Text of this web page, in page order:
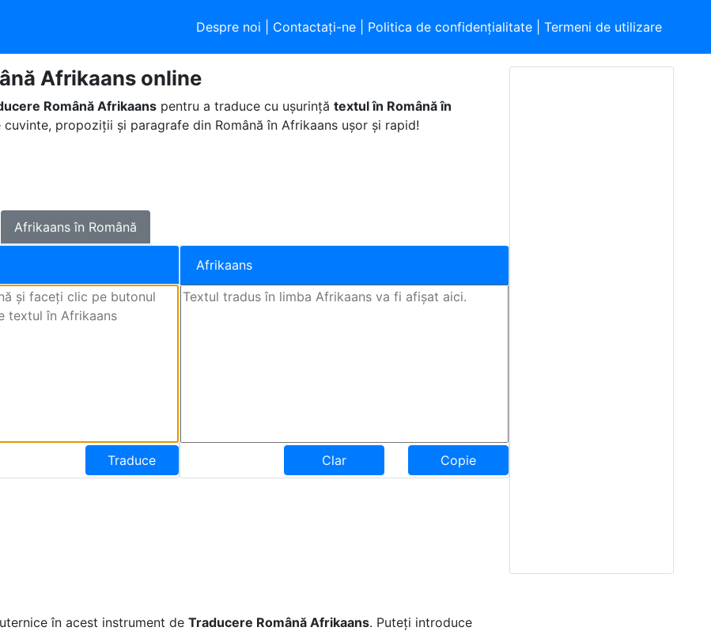
Despre noi Contactaţi-ne Politica de confidențialitate |Termeni de utilizare
Afrikaans online
Română Afrikaans pentru a traduce cu ușurințătextul în Română în
cuvinte, propoziții și paragrafe din Română în Afrikaans ușor și rapid!
Afrikaans în Română
Traduce
Afrikaans
Clar Copie
în acest instrument deTraducere Română Afrikaans. Puteți introduce